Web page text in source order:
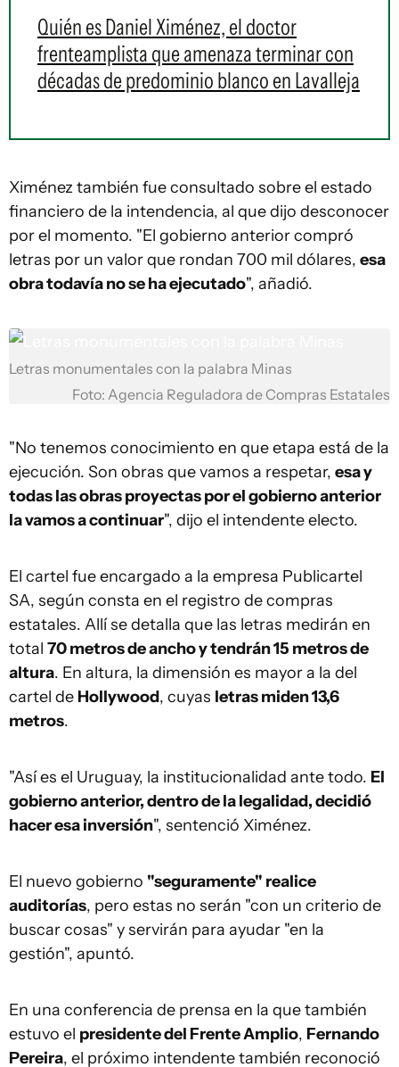
Quién es Daniel Ximénez, el doctor
frenteamplista que amenaza terminar con
décadas de predominio blanco en Lavalleja
Ximénez también fue consultado sobre el estado
financiero de la intendencia, al que dijo desconocer
por el momento. "El gobierno anterior compró
letras por un valor que rondan 700 mil dólares, esa
obra todavía no se ha ejecutado", añadió.
Letras monumentales con la palabra Minas
Foto: Agencia Reguladora de Compras Estatales
"No tenemos conocimiento en que etapa está de la
ejecución. Son obras que vamos a respetar, esa y
todas las obras proyectas por el gobierno anterior
la vamos a continuar", dijo el intendente electo.
El cartel fue encargado a la empresa Publicartel
SA, según consta en el registro de compras
estatales. Allí se detalla que las letras medirán en
total 70 metros de ancho y tendrán 15 metros de
altura. En altura, la dimensión es mayor a la del
cartel de Hollywood, cuyas letras miden 13,6
metros.
"Así es el Uruguay, la institucionalidad ante todo. El
gobierno anterior, dentro de la legalidad, decidió
hacer esa inversión", sentenció Ximénez.
El nuevo gobierno "seguramente" realice
auditorías, pero estas no serán "con un criterio de
buscar cosas" y servirán para ayudar "en la
gestión", apuntó.
En una conferencia de prensa en la que también
estuvo el presidente del Frente Amplio, Fernando
Pereira, el próximo intendente también reconoció